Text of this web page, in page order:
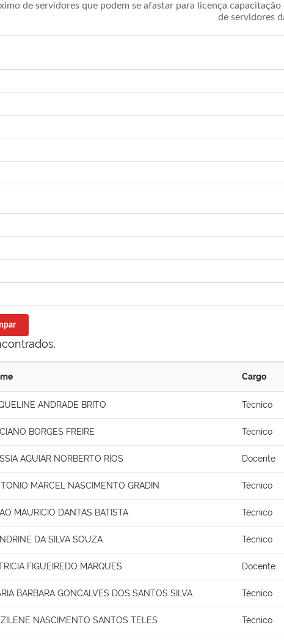
de servidores que podem se afastar para licença
de servidores
Cargo
ANDRADE BRITO Técnico
BORGES FREIRE Técnico
AGUIAR NORBERTO RIOS Docente
MARCEL NASCIMENTO GRADIN Técnico
MAURICIO DANTAS BATISTA Técnico
DA SILVA SOUZA Técnico
FIGUEIREDO MARQUES Docente
BARBARA GONCALVES DOS SANTOS SILVA Técnico
NASCIMENTO SANTOS TELES Técnico